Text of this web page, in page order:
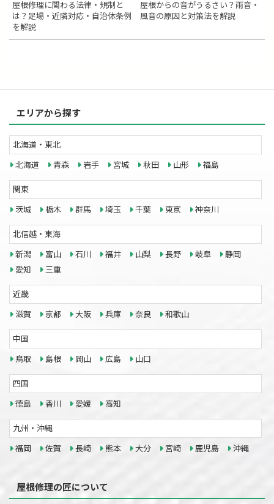
屋根修理に関わる法律・規制と
は？足場・近隣対応・自治体条例
を解説
屋根からの音がうるさい？雨音・
風音の原因と対策法を解説
エリアから探す
北海道・東北
北海道 青森 岩手 宮城 秋田 山形 福島
関東
茨城 栃木 群馬 埼玉 千葉 東京 神奈川
北信越・東海
新潟 富山 石川 福井 山梨 長野 岐阜
静岡
愛知
三重
近畿
滋賀 京都 大阪 兵庫 奈良 和歌山
中国
鳥取 島根 岡山 広島 山口
四国
徳島 香川 愛媛 高知
九州・沖縄
福岡 佐賀 長崎 熊本 大分 宮崎 鹿児島 沖縄
屋根修理の匠について